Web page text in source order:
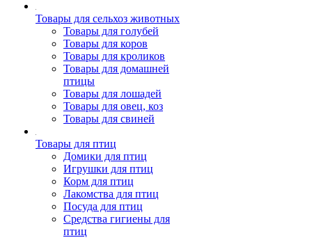
Товары для сельхоз животных
Товары для голубей
Товары для коров
Товары для кроликов
Товары для домашней
птицы
Товары для лошадей
Товары для овец, коз
Товары для свиней
Товары для птиц
Домики для птиц
Игрушки для птиц
Корм для птиц
Лакомства для птиц
Посуда для птиц
Средства гигиены для
птиц